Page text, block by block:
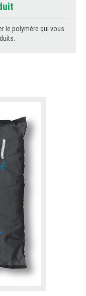
le polymère qui vous